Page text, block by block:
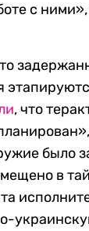
с ними»,
, что
было
в